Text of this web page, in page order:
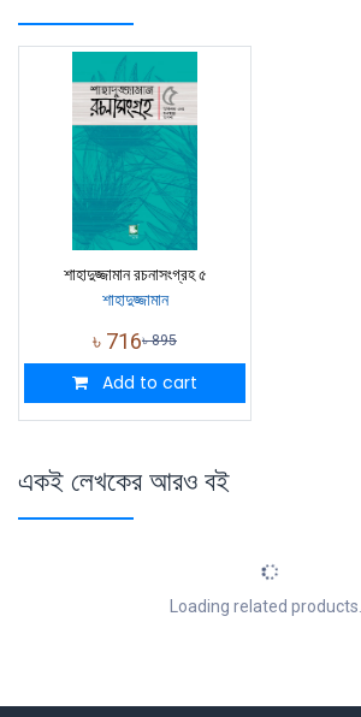
শাহাদুজ্জামান রচনাসংগ্রহ ৫
শাহাদুজ্জামান
৳ 716৳895
Add to cart
একই লেখকের আরও বই
Loading related products...